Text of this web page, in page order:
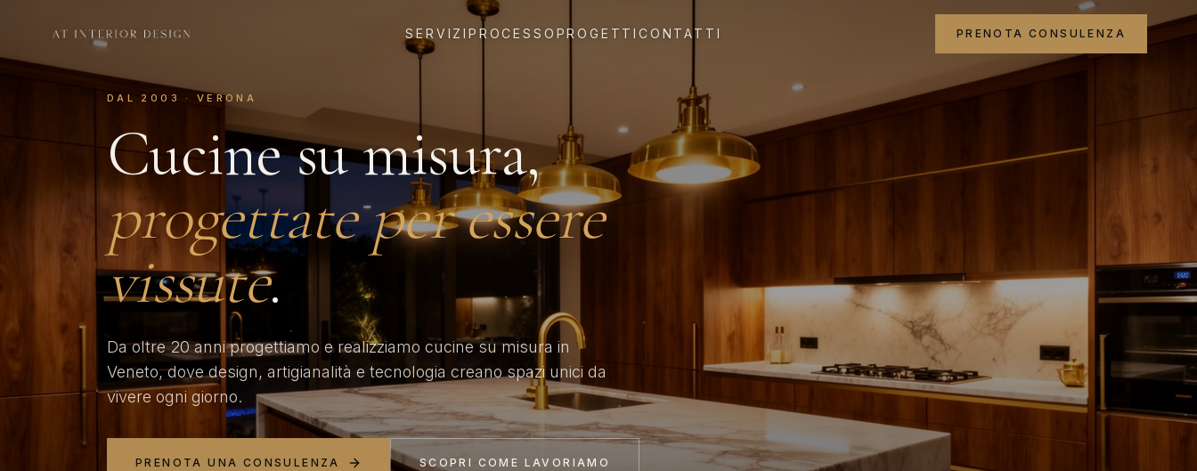
SERVIZIPROCESSO PROGETTI CONTATTI PRENOTA CONSULENZA
DAL 2003 · VERONA
Cucine su misura,
progettate per essere
vissute.
Da oltre 20 anni progettiamo e realizziamo cucine su misura in
Veneto, dove design, artigianalità e tecnologia creano spazi unici da
vivere ogni giorno.
PRENOTA UNA CONSULENZA SCOPRI COME LAVORIAMO